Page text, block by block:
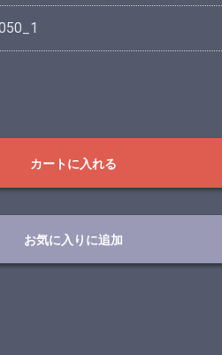
カートに入れる
お気に入りに追加